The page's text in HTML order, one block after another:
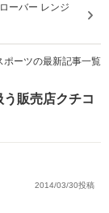
ーバー レンジ
ポーツの最新記事一覧
販売店クチコ
2014/03/30投稿